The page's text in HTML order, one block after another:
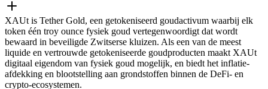
XAUt is Tether Gold, een getokeniseerd goudactivum waarbij elk
token één troy ounce fysiek goud vertegenwoordigt dat wordt
bewaard in beveiligde Zwitserse kluizen. Als een van de meest
liquide en vertrouwde getokeniseerde goudproducten maakt XAUt
digitaal eigendom van fysiek goud mogelijk, en biedt het inflatie-
afdekking en blootstelling aan grondstoffen binnen de DeFi- en
crypto-ecosystemen.